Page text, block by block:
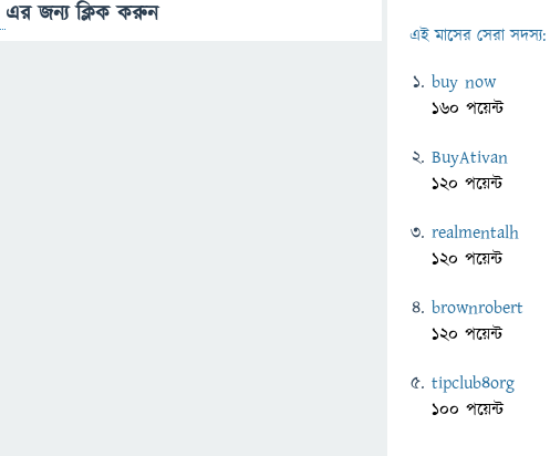
এর জন্য ক্লিক করুন
এই মাসের সেরা সদস্য:
buy now
160 পয়েন্ট
BuyAtivan
120 পয়েন্ট
realmentalh
120 পয়েন্ট
brownrobert
120 পয়েন্ট
tipclub4org
100 পয়েন্ট